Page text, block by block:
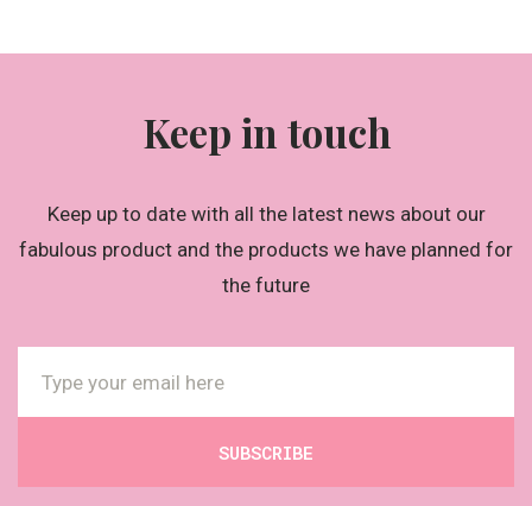
Keep in touch
Keep up to date with all the latest news about our
fabulous product and the products we have planned for
the future
SUBSCRIBE